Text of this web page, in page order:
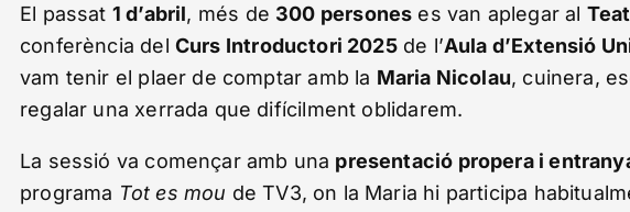
El passat 1 d’abril, més de 300 persones es van aplegar al
conferència del Curs Introductori 2025de l’Aula d’Extensió
vam tenir el plaer de comptar amb la Maria Nicolau, cuinera,
regalar una xerrada que difícilment oblidarem.
La sessió va començar amb una presentació propera i
programa Tot es mou de TV3, on la Maria hi participa